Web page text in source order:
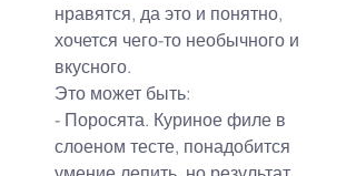
нравятся, да это и понятно,
хочется чего-то необычного и
вкусного.
Это может быть:
- Поросята. Куриное филе в
слоеном тесте, понадобится